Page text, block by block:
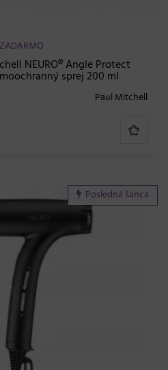
NEURO® Angle Protect
sprej 200 ml
Paul Mitchell
Posledná šanca